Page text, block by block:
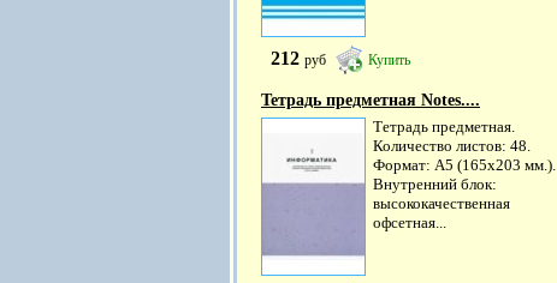
212 руб Купить
Тетрадь предметная Notes....
Тетрадь предметная.
Количество листов: 48.
Формат: А5 (165х203 мм.).
Внутренний блок:
высококачественная
офсетная...